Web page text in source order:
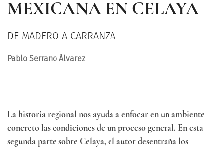
MEXICANA EN CELAYA
DE MADERO A CARRANZA
Pablo Serrano Álvarez
La historia regional nos ayuda a enfocar en un ambiente
concreto las condiciones de un proceso general. En esta
segunda parte sobre Celaya, el autor desentraña los